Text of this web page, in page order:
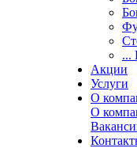
...
Акции
Услуги
О
О